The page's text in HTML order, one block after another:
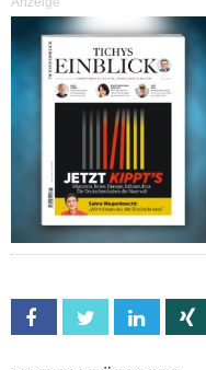
Facebook Twitter Linkedin